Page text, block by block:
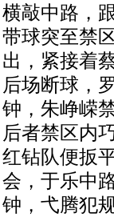
横敲中路，
带球突至禁
出，紧接着
后场断球，
钟，朱峥嵘
后者禁区内
红钻队便扳
会，于乐中
钟，弋腾犯